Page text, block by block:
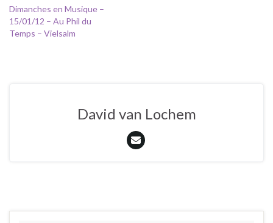
Dimanches en Musique –
15/01/12 – Au Phil du
Temps – Vielsalm
David van Lochem